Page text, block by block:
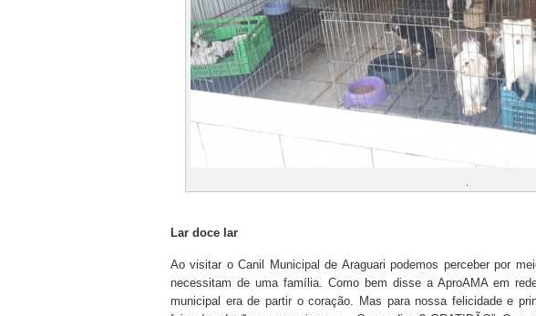
Lar doce lar
Ao visitar o Canil Municipal de Araguari podemos perceber por
necessitam de uma família. Como bem disse a AproAMA em
municipal era de partir o coração. Mas para nossa felicidade e